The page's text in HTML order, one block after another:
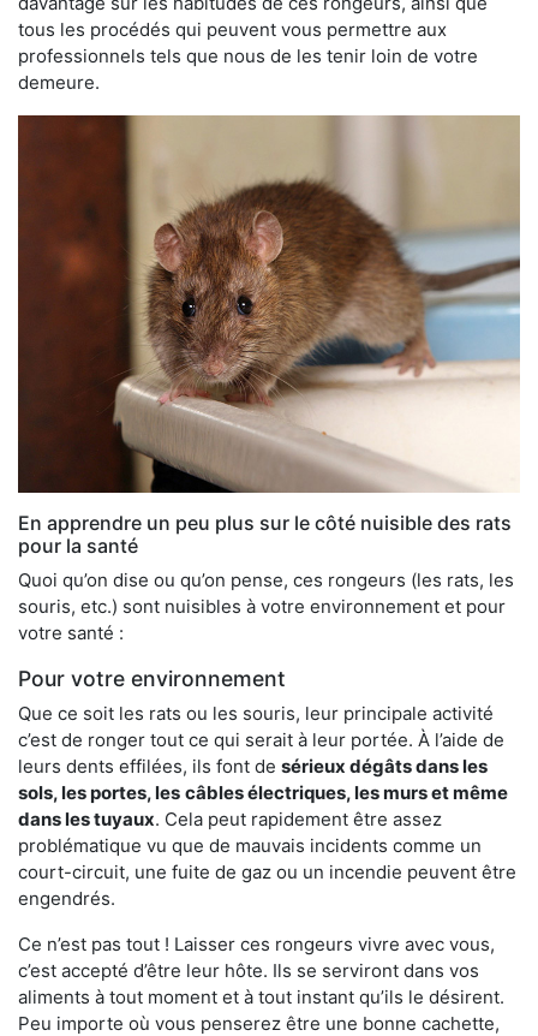
tous les procédés qui peuvent vous permettre aux
professionnels tels que nous de les tenir loin de votre
demeure.
En apprendre un peu plus sur le côté nuisible des rats
pour la santé
Quoi qu’on dise ou qu’on pense, ces rongeurs (les rats, les
souris, etc.) sont nuisibles à votre environnement et pour
votre santé :
Pour votre environnement
Que ce soit les rats ou les souris, leur principale activité
c’est de ronger tout ce qui serait à leur portée. À l’aide de
leurs dents effilées, ils font de sérieux dégâts dans les
sols, les portes, les câbles électriques, les murs et même
dans les tuyaux. Cela peut rapidement être assez
problématique vu que de mauvais incidents comme un
court-circuit, une fuite de gaz ou un incendie peuvent être
engendrés.
Ce n’est pas tout ! Laisser ces rongeurs vivre avec vous,
c’est accepté d’être leur hôte. Ils se serviront dans vos
aliments à tout moment et à tout instant qu’ils le désirent.
Peu importe où vous penserez être une bonne cachette,